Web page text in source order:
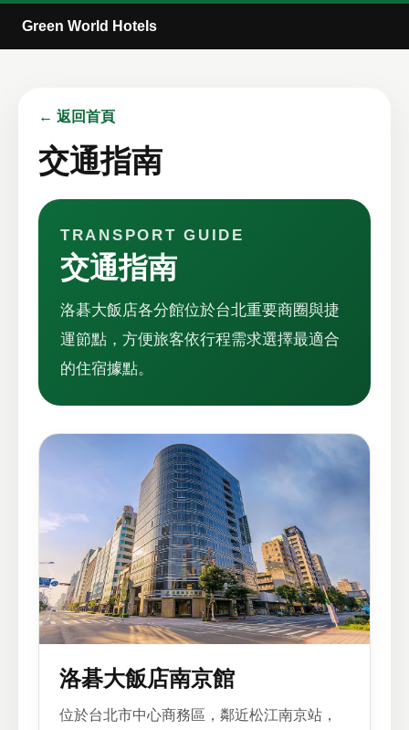
Green World Hotels
← 返回首頁
交通指南
TRANSPORT GUIDE
交通指南
洛碁大飯店各分館位於台北重要商圈與捷
運節點，方便旅客依行程需求選擇最適合
的住宿據點。
洛碁大飯店南京館
位於台北市中心商務區，鄰近松江南京站，